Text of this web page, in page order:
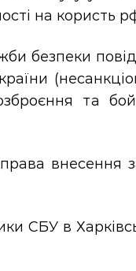
на користь
безпеки
та
внесення
СБУ в